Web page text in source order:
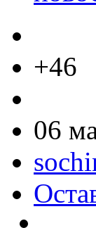
+46
06